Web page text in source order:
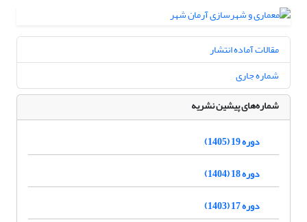
مقالات آماده انتشار
شماره جاری
شماره‌های پیشین نشریه
دوره 19 (1405)
دوره 18 (1404)
دوره 17 (1403)